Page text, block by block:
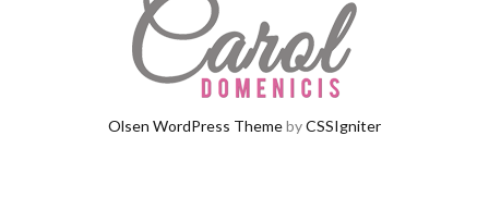
Olsen WordPress ThemebyCSSIgniter